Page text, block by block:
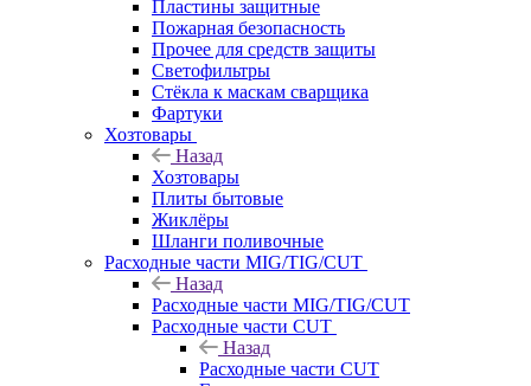
Пластины защитные
Пожарная безопасность
Прочее для средств защиты
Светофильтры
Стёкла к маскам сварщика
Фартуки
Хозтовары
Назад
Хозтовары
Плиты бытовые
Жиклёры
Шланги поливочные
Расходные части MIG/TIG/CUT
Назад
Расходные части MIG/TIG/CUT
Расходные части CUT
Назад
Расходные части CUT